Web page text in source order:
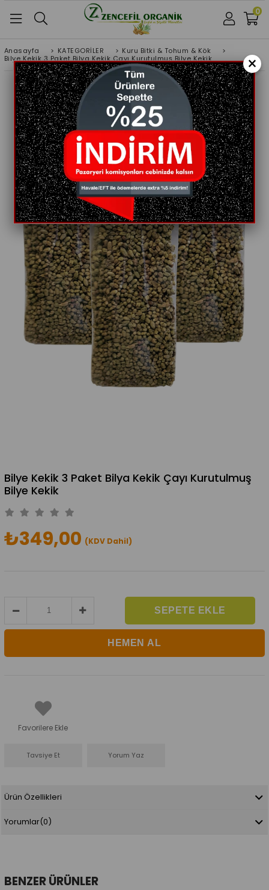
0
Anasayfa > KATEGORİLER > Kuru Bitki & Tohum & Kök
>
Bilye Kekik 3 Paket Bilya Kekik Çayı Kurutulmuş Bilye Kekik
Bilye Kekik 3 Paket Bilya Kekik Çayı Kurutulmuş
Bilye Kekik
₺349,00 (KDV Dahil)
Favorilere Ekle
Tavsiye Et Yorum Yaz
Ürün Özellikleri
Yorumlar(0)
BENZER ÜRÜNLER
×